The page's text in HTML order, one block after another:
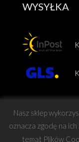
WYSYŁKA
Nasz sklep
oznacza zgodę na
temat Plików